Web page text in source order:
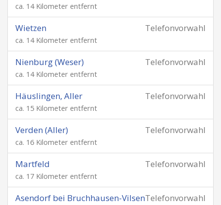
ca. 14 Kilometer entfernt
Telefonvorwahl
Wietzen
ca. 14 Kilometer entfernt
Telefonvorwahl
Nienburg (Weser)
ca. 14 Kilometer entfernt
Telefonvorwahl
Häuslingen, Aller
ca. 15 Kilometer entfernt
Telefonvorwahl
Verden (Aller)
ca. 16 Kilometer entfernt
Telefonvorwahl
Martfeld
ca. 17 Kilometer entfernt
Telefonvorwahl
Asendorf bei Bruchhausen-Vilsen